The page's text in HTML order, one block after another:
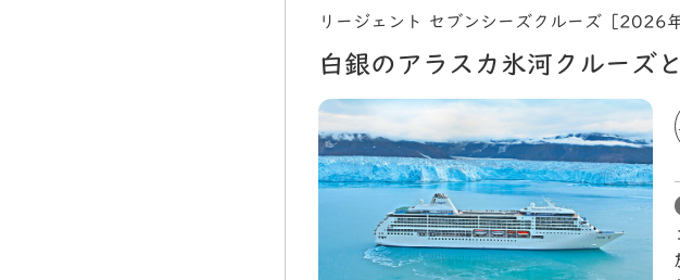
リージェント セブンシーズクルーズ［2026
白銀のアラスカ氷河クルーズ